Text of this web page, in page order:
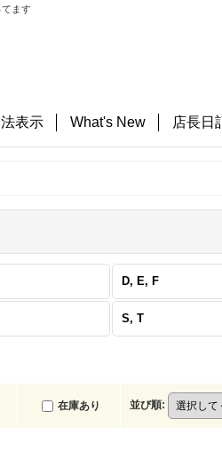
ます
表示 What's New 店長日
D, E, F
S, T
在庫あり 並び順: